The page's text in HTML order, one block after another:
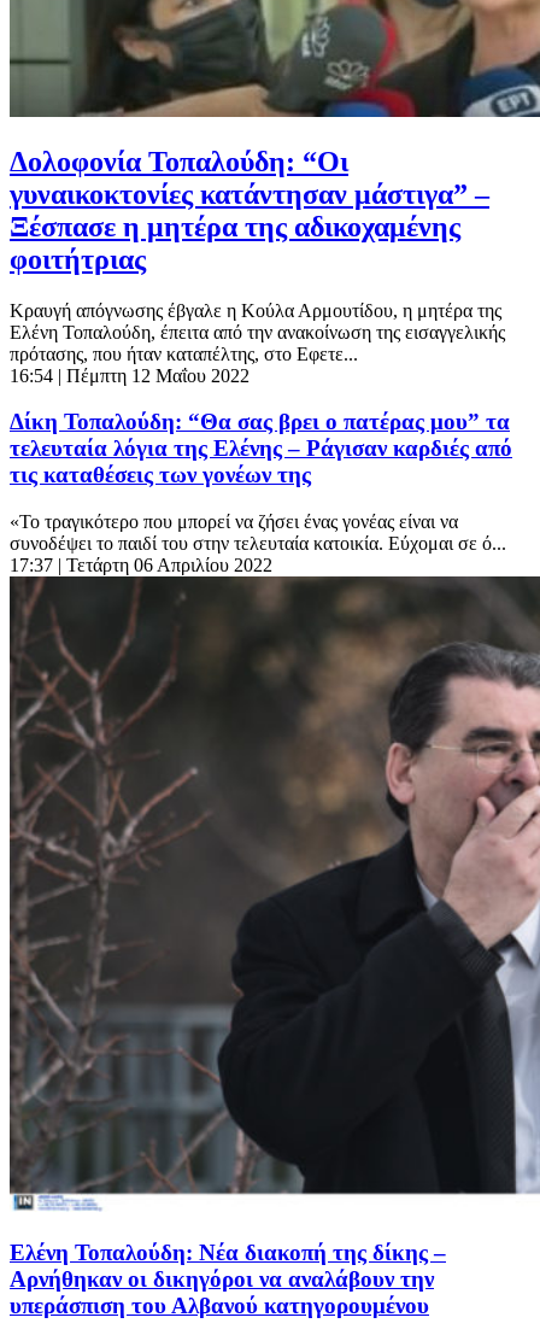
Δολοφονία Τοπαλούδη: “Οι
γυναικοκτονίες κατάντησαν μάστιγα” –
Ξέσπασε η μητέρα της αδικοχαμένης
φοιτήτριας
Κραυγή απόγνωσης έβγαλε η Κούλα Αρμουτίδου, η μητέρα της
Ελένη Τοπαλούδη, έπειτα από την ανακοίνωση της εισαγγελικής
πρότασης, που ήταν καταπέλτης, στο Εφετε...
16:54 | Πέμπτη 12 Μαΐου 2022
Δίκη Τοπαλούδη: “Θα σας βρει ο πατέρας μου” τα
τελευταία λόγια της Ελένης – Ράγισαν καρδιές από
τις καταθέσεις των γονέων της
«Το τραγικότερο που μπορεί να ζήσει ένας γονέας είναι να
συνοδέψει το παιδί του στην τελευταία κατοικία. Εύχομαι σε ό...
17:37 | Τετάρτη 06 Απριλίου 2022
Ελένη Τοπαλούδη: Νέα διακοπή της δίκης –
Αρνήθηκαν οι δικηγόροι να αναλάβουν την
υπεράσπιση του Αλβανού κατηγορουμένου